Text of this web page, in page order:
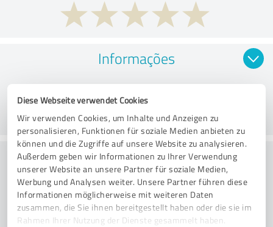
Diese Webseite verwendet Cookies
Wir verwenden Cookies, um Inhalte und Anzeigen zu
personalisieren, Funktionen für soziale Medien anbieten zu
können und die Zugriffe auf unsere Website zu analysieren.
Außerdem geben wir Informationen zu Ihrer Verwendung
unserer Website an unsere Partner für soziale Medien,
Werbung und Analysen weiter. Unsere Partner führen diese
Informationen möglicherweise mit weiteren Daten
zusammen, die Sie ihnen bereitgestellt haben oder die sie im
Rahmen Ihrer Nutzung der Dienste gesammelt haben.
Informações
Valor